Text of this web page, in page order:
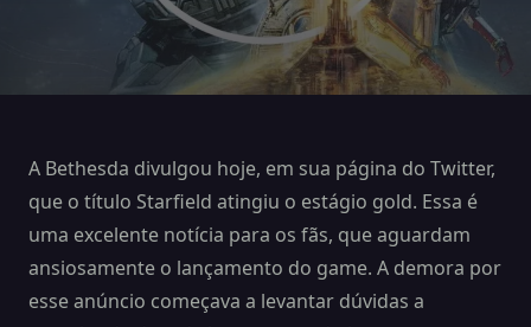
A Bethesda divulgou hoje, em sua página do Twitter,
que o título Starfield atingiu o estágio gold. Essa é
uma excelente notícia para os fãs, que aguardam
ansiosamente o lançamento do game. A demora por
esse anúncio começava a levantar dúvidas a